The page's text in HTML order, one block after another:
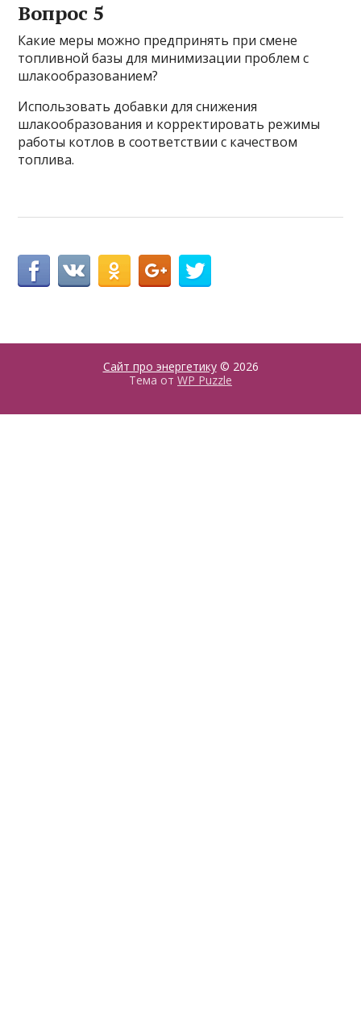
Вопрос 5
Какие меры можно предпринять при смене
топливной базы для минимизации проблем с
шлакообразованием?
Использовать добавки для снижения
шлакообразования и корректировать режимы
работы котлов в соответствии с качеством
топлива.
Сайт про энергетику© 2026
Тема от WP Puzzle